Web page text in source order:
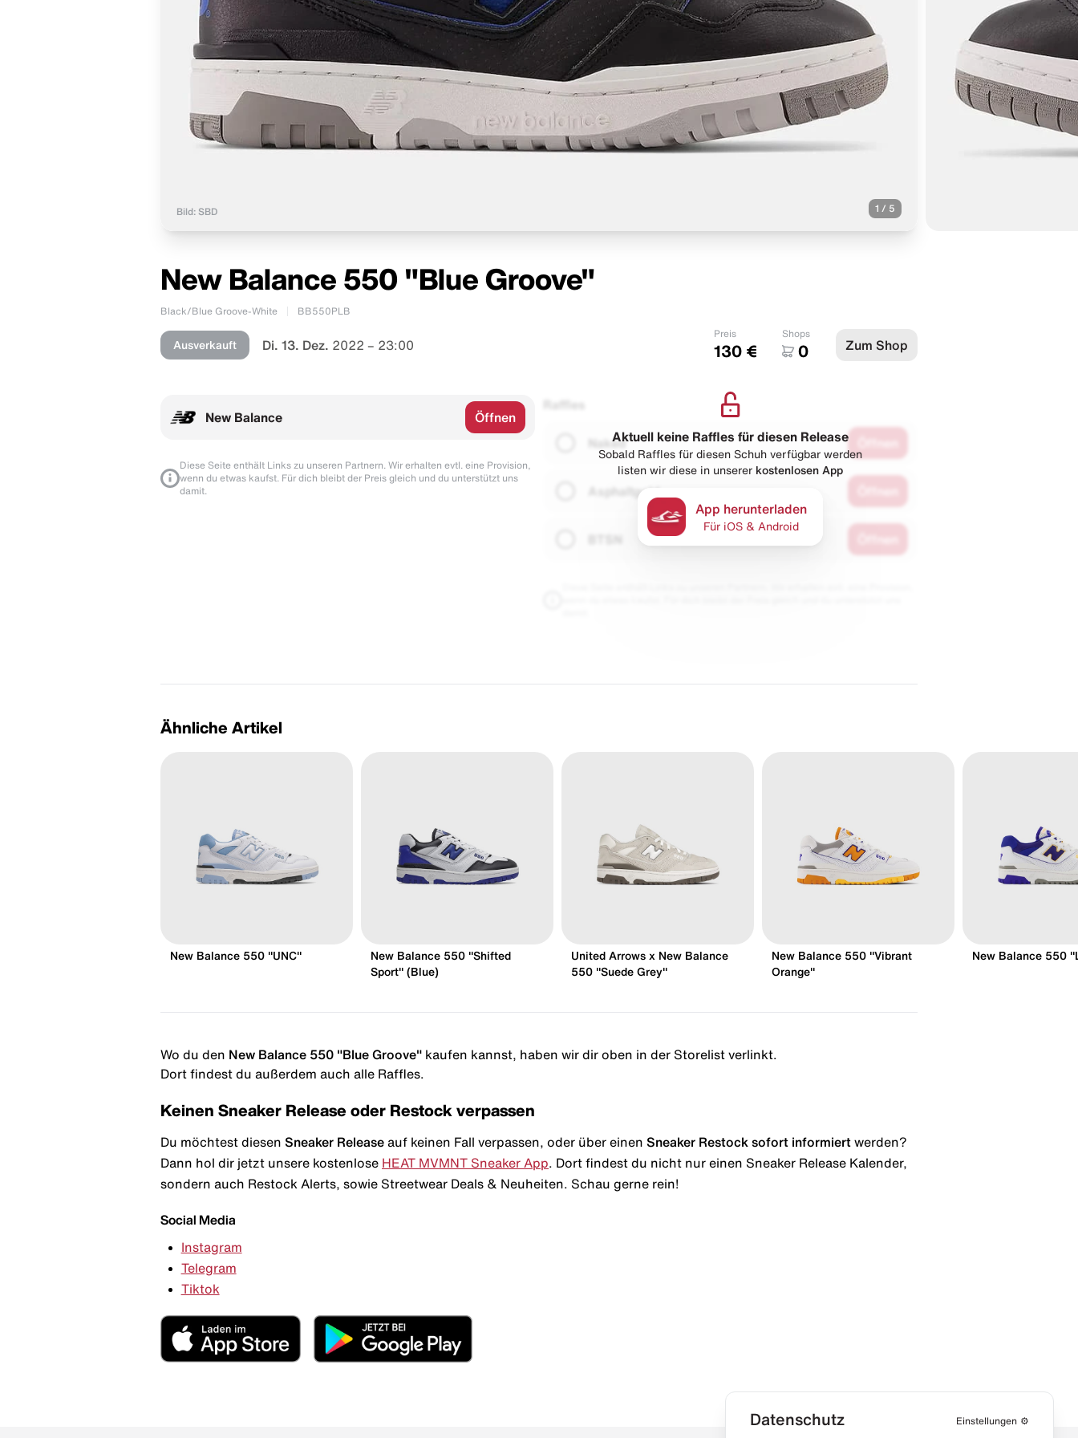
Bild: SBD 1 / 5
New Balance 550 "Blue Groove"
Black/Blue Groove-White BB550PLB
Ausverkauft Di. 13. Dez. 2022 – 23:00
Preis
130 €
Shops
0 Zum Shop
New Balance Öffnen
Diese Seite enthält Links zu unseren Partnern. Wir erhalten evtl. eine Provision,
wenn du etwas kaufst. Für dich bleibt der Preis gleich und du unterstützt uns
damit.
Raffles
Naked
Asphaltgold
Aktuell keine Raffles für diesen Release
Sobald Raffles für diesen Schuh verfügbar werden
listen wir diese in unserer kostenlosen App
App herunterladen
Für iOS & Android
Ähnliche Artikel
New Balance 550 "UNC"
New Balance 550 "Shifted
Sport" (Blue)
United Arrows x New Balance
550 "Suede Grey"
New Balance 550 "Vibrant
Orange"
New Balance 550
Wo du den New Balance 550 "Blue Groove" kaufen kannst, haben wir dir oben in der Storelist verlinkt.
Dort findest du außerdem auch alle Raffles.
Keinen Sneaker Release oder Restock verpassen
Du möchtest diesen Sneaker Release auf keinen Fall verpassen, oder über einen Sneaker Restock sofort informiert werden?
Dann hol dir jetzt unsere kostenlose HEAT MVMNT Sneaker App . Dort findest du nicht nur einen Sneaker Release Kalender,
sondern auch Restock Alerts, sowie Streetwear Deals & Neuheiten. Schau gerne rein!
Social Media
Instagram
Telegram
Tiktok
Datenschutz Einstellungen ⚙️